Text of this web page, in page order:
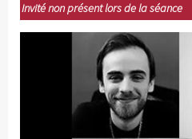
Invité non présent lors de la séance